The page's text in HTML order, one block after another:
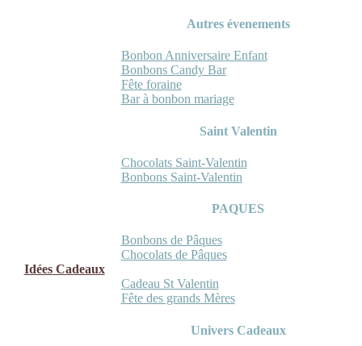
Autres évenements
Bonbon Anniversaire Enfant
Bonbons Candy Bar
Fête foraine
Bar à bonbon mariage
Saint Valentin
Chocolats Saint-Valentin
Bonbons Saint-Valentin
PAQUES
Bonbons de Pâques
Chocolats de Pâques
Idées Cadeaux
Cadeau St Valentin
Fête des grands Mères
Univers Cadeaux